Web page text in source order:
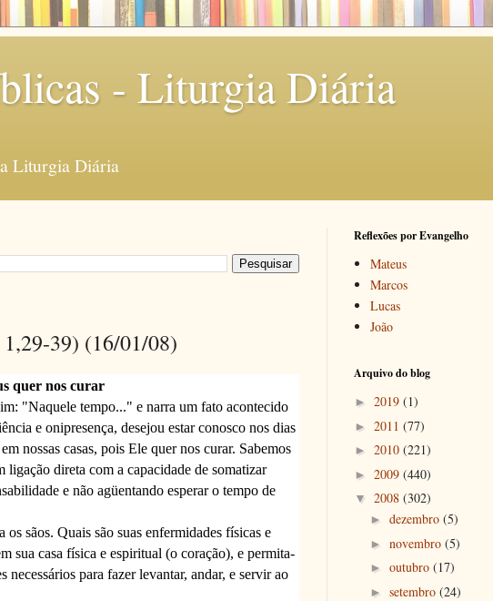
- Liturgia Diária
Liturgia Diária
39) (16/01/08)
quer nos curar
"Naquele tempo..." e narra um fato acontecido
e onipresença, desejou estar conosco nos dias
nossas casas, pois Ele quer nos curar. Sabemos
ligação direta com a capacidade de somatizar
e não agüentando esperar o tempo de
os sãos. Quais são suas enfermidades físicas e
sua casa física e espiritual (o coração), e permita-
para fazer levantar, andar, e servir ao
Reflexões por Evangelho
Mateus
Marcos
Lucas
João
Arquivo do blog
► 2019 (1)
► 2011 (77)
► 2010 (221)
► 2009 (440)
▼ 2008 (302)
► dezembro (5)
► novembro (5)
► outubro (17)
► setembro (24)